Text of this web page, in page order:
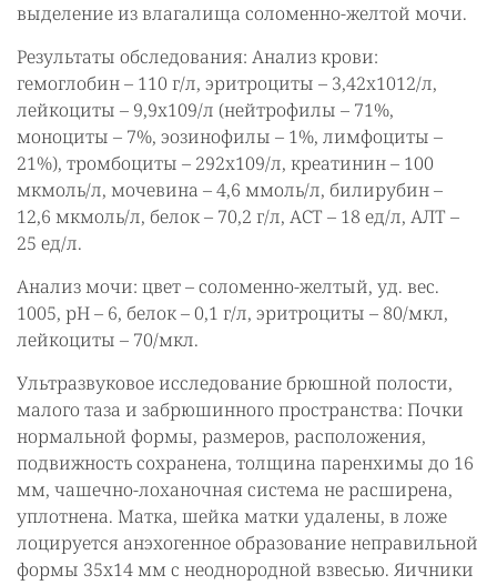
выделение из влагалища соломенно-желтой мочи.
Результаты обследования: Анализ крови:
гемоглобин – 110 г/л, эритроциты – 3,42х1012/л,
лейкоциты – 9,9х109/л (нейтрофилы – 71%,
моноциты – 7%, эозинофилы – 1%, лимфоциты –
21%), тромбоциты – 292х109/л, креатинин – 100
мкмоль/л, мочевина – 4,6 ммоль/л, билирубин –
12,6 мкмоль/л, белок – 70,2 г/л, АСТ – 18 ед/л, АЛТ –
25 ед/л.
Анализ мочи: цвет – соломенно-желтый, уд. вес.
1005, рН – 6, белок – 0,1 г/л, эритроциты – 80/мкл,
лейкоциты – 70/мкл.
Ультразвуковое исследование брюшной полости,
малого таза и забрюшинного пространства: Почки
нормальной формы, размеров, расположения,
подвижность сохранена, толщина паренхимы до 16
мм, чашечно-лоханочная система не расширена,
уплотнена. Матка, шейка матки удалены, в ложе
лоцируется анэхогенное образование неправильной
формы 35х14 мм с неоднородной взвесью. Яичники